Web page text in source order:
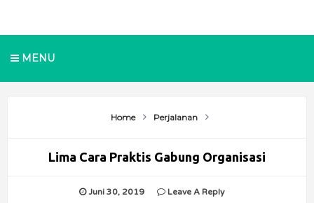
MENU
Home Perjalanan
Lima Cara Praktis Gabung Organisasi
Juni 30, 2019 Leave A Reply